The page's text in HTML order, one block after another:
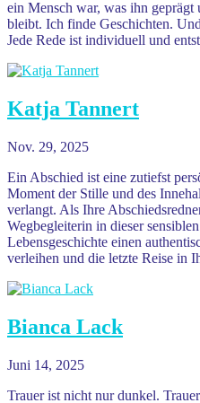
ein Mensch war, was ihn geprägt
bleibt. Ich finde Geschichten.
Jede Rede ist individuell und
Katja Tannert
Nov. 29, 2025
Ein Abschied ist eine zutiefst
Moment der Stille und des
verlangt. Als Ihre
Wegbegleiterin in dieser
Lebensgeschichte einen
verleihen und die letzte Reise in
Bianca Lack
Juni 14, 2025
Trauer ist nicht nur dunkel.